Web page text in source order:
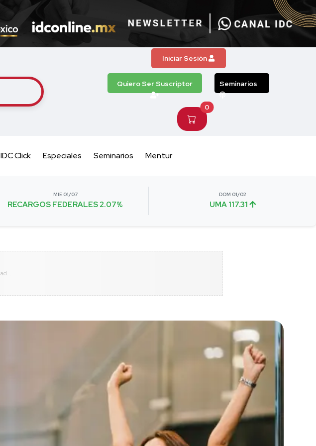
Iniciar Sesión
Quiero Ser Suscriptor Seminarios
0
IDC Click Especiales Seminarios Mentur
MIE 01/07
RECARGOS FEDERALES 2.07%
DOM 01/02
UMA 117.31